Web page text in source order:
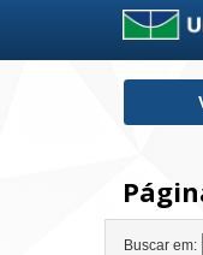
Buscar em: